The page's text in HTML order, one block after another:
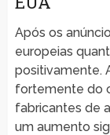
Após os
europeias
positivamente.
fortemente do
fabricantes de
um aumento